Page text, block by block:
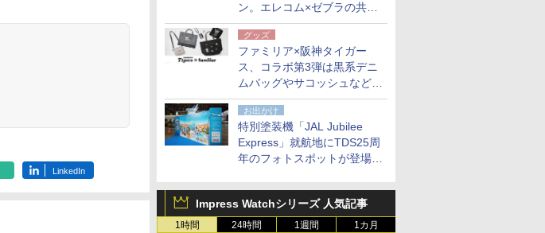
ン。エレコム×ゼブラの共同
開発
グッズ
ファミリア×阪神タイガー
ス、コラボ第3弾は黒系デニ
ムバッグやサコッシュなど6
点。8月21日オンラインスト
アで発売
お出かけ
特別塗装機「JAL Jubilee
Express」就航地にTDS25周
年のフォトスポットが登場。
Impress Watchシリーズ 人気記事
1時間 24時間 1週間 1カ月
LinkedIn